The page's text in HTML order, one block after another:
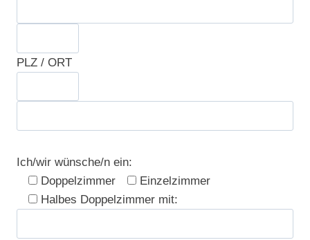
PLZ / ORT
Ich/wir wünsche/n ein:
Doppelzimmer
Einzelzimmer
Halbes Doppelzimmer mit: